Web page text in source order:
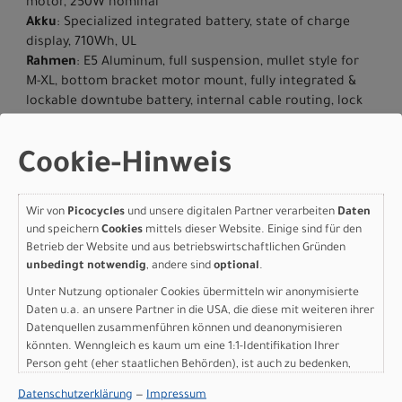
motor, 250W nominal
Akku: Specialized integrated battery, state of charge
display, 710Wh, UL
Rahmen: E5 Aluminum, full suspension, mullet style for
M-XL, bottom bracket motor mount, fully integrated &
lockable downtube battery, internal cable routing, lock
130mm, 44mm offset
Bremse vorne
: SRAM DB6 4 Pistons
Bremse hinten: SRAM DB6 4 Pistons
Kassette: SRAM 12-speed,10-52t
Kurbelgarnitur: Praxis forged M30, custom offset
Umwerfer hinten
: SRAM Eagle 70 Transmission, 12-speed,
easy shift under load
Pedale: Specialized Platform Pedal
T7 Compound, 29x2.35
Cookie-Hinweis
Wir von Picocycles und unsere digitalen Partner verarbeiten Daten
und speichern Cookies mittels dieser Website. Einige sind für den
Betrieb der Website und aus betriebswirtschaftlichen Gründen
unbedingt notwendig, andere sind optional.
Unter Nutzung optionaler Cookies übermitteln wir anonymisierte
Daten u.a. an unsere Partner in die USA, die diese mit weiteren ihrer
Datenquellen zusammenführen können und deanonymisieren
könnten. Wenngleich es kaum um eine 1:1-Identifikation Ihrer
Person geht (eher staatlichen Behörden), ist auch zu bedenken,
Datenschutzerklärung — Impressum